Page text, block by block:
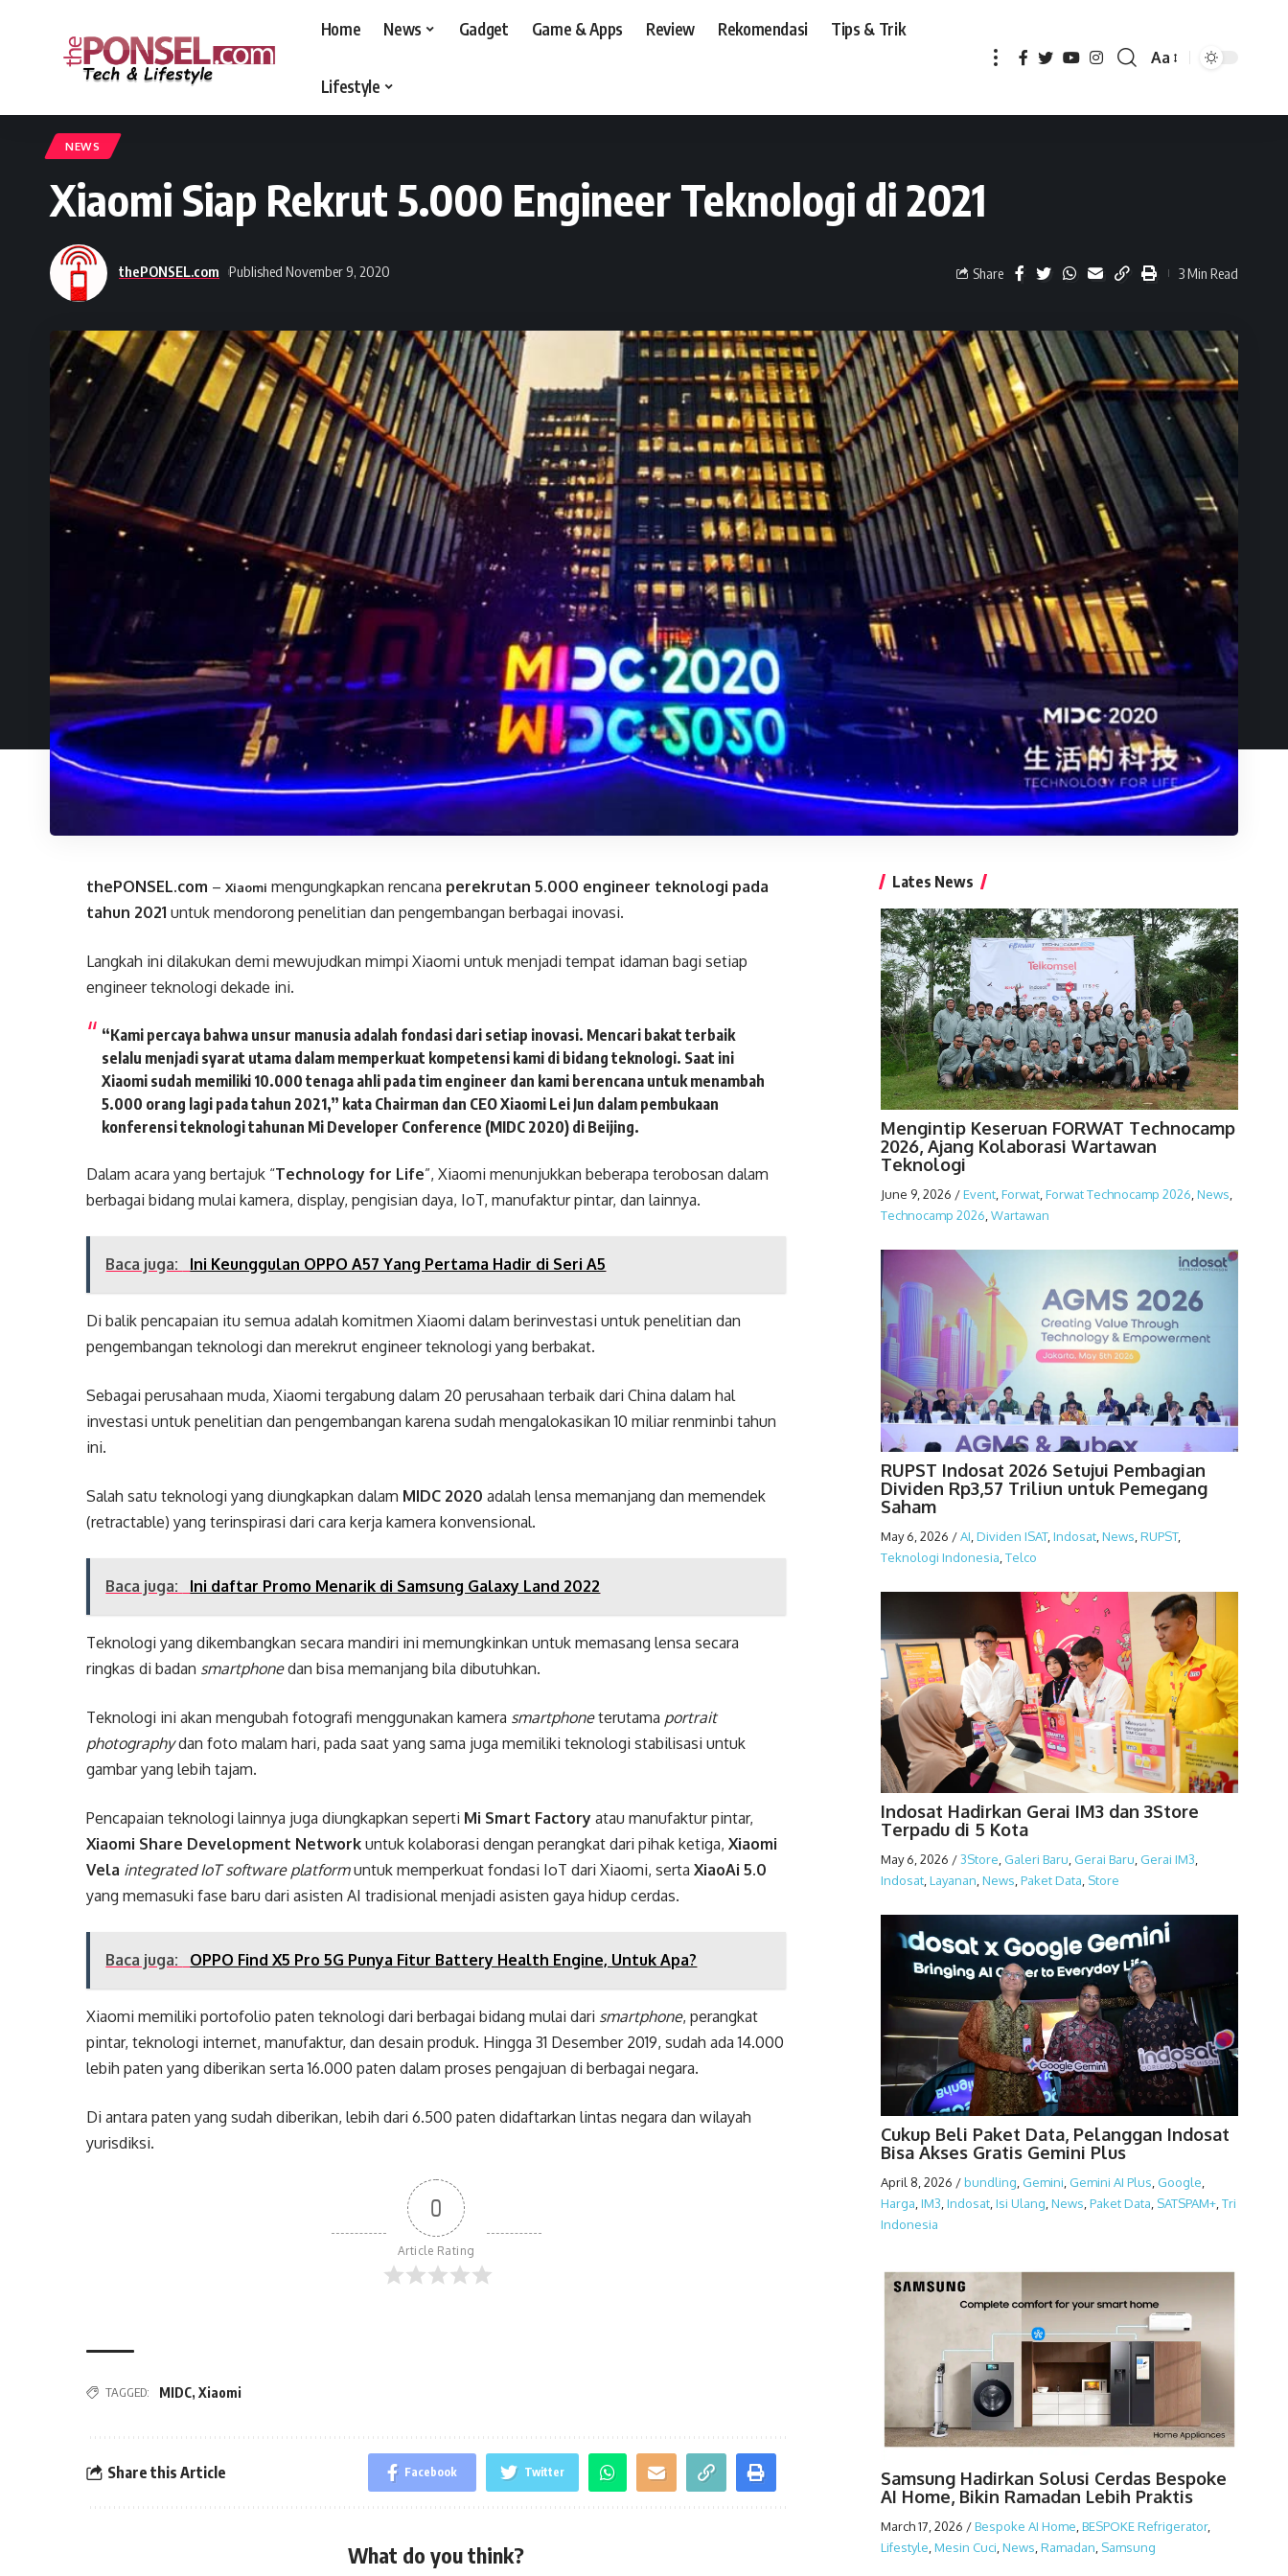
Home News Gadget Game & Apps Review Rekomendasi Tips & Trik
Lifestyle
Aa
NEWS
Xiaomi Siap Rekrut 5.000 Engineer Teknologi di 2021
thePONSEL.com Published November 9, 2020 Share 3 Min Read
thePONSEL.com –Xiaomi mengungkapkan rencana perekrutan 5.000 engineer teknologi pada
tahun 2021 untuk mendorong penelitian dan pengembangan berbagai inovasi.
Langkah ini dilakukan demi mewujudkan mimpi Xiaomi untuk menjadi tempat idaman bagi setiap
engineer teknologi dekade ini.
“Kami percaya bahwa unsur manusia adalah fondasi dari setiap inovasi. Mencari bakat terbaik
selalu menjadi syarat utama dalam memperkuat kompetensi kami di bidang teknologi. Saat ini
Xiaomi sudah memiliki 10.000 tenaga ahli pada tim engineer dan kami berencana untuk menambah
5.000 orang lagi pada tahun 2021,” kata Chairman dan CEO Xiaomi Lei Jun dalam pembukaan
konferensi teknologi tahunan Mi Developer Conference (MIDC 2020) di Beijing.
Dalam acara yang bertajuk “Technology for Life”, Xiaomi menunjukkan beberapa terobosan dalam
berbagai bidang mulai kamera, display, pengisian daya, IoT, manufaktur pintar, dan lainnya.
Baca juga: Ini Keunggulan OPPO A57 Yang Pertama Hadir di Seri A5
Di balik pencapaian itu semua adalah komitmen Xiaomi dalam berinvestasi untuk penelitian dan
pengembangan teknologi dan merekrut engineer teknologi yang berbakat.
Sebagai perusahaan muda, Xiaomi tergabung dalam 20 perusahaan terbaik dari China dalam hal
investasi untuk penelitian dan pengembangan karena sudah mengalokasikan 10 miliar renminbi tahun
ini.
Salah satu teknologi yang diungkapkan dalam MIDC 2020 adalah lensa memanjang dan memendek
(retractable) yang terinspirasi dari cara kerja kamera konvensional.
Baca juga: Ini daftar Promo Menarik di Samsung Galaxy Land 2022
Teknologi yang dikembangkan secara mandiri ini memungkinkan untuk memasang lensa secara
ringkas di badan smartphonedan bisa memanjang bila dibutuhkan.
Teknologi ini akan mengubah fotografi menggunakan kamera smartphoneterutama portrait
photographydan foto malam hari, pada saat yang sama juga memiliki teknologi stabilisasi untuk
gambar yang lebih tajam.
Pencapaian teknologi lainnya juga diungkapkan seperti Mi Smart Factory atau manufaktur pintar,
Xiaomi Share Development Network untuk kolaborasi dengan perangkat dari pihak ketiga,Xiaomi
Vela integrated IoT software platformuntuk memperkuat fondasi IoT dari Xiaomi, sertaXiaoAi 5.0
yang memasuki fase baru dari asisten AI tradisional menjadi asisten gaya hidup cerdas.
Baca juga: OPPO Find X5 Pro 5G Punya Fitur Battery Health Engine, Untuk Apa?
Xiaomi memiliki portofolio paten teknologi dari berbagai bidang mulai dari smartphone, perangkat
pintar, teknologi internet, manufaktur, dan desain produk. Hingga 31 Desember 2019, sudah ada 14.000
lebih paten yang diberikan serta 16.000 paten dalam proses pengajuan di berbagai negara.
Di antara paten yang sudah diberikan, lebih dari 6.500 paten didaftarkan lintas negara dan wilayah
yurisdiksi.
0
Article Rating
TAGGED: MIDC,Xiaomi
Share this Article Facebook Twitter
What do you think?
Lates News
Mengintip Keseruan FORWAT Technocamp
2026, Ajang Kolaborasi Wartawan
Teknologi
June 9, 2026 /Event,Forwat,Forwat Technocamp 2026,News,
Technocamp 2026,Wartawan
RUPST Indosat 2026 Setujui Pembagian
Dividen Rp3,57 Triliun untuk Pemegang
Saham
May 6, 2026 /AI Dividen ISAT, Indosat, News RUPST,
Teknologi Indonesia Telco
Indosat Hadirkan Gerai IM3 dan 3Store
Terpadu di 5 Kota
May 6, 2026 /3Store Galeri Baru Gerai Baru Gerai IM3
Indosat, Layanan News Paket Data Store
Cukup Beli Paket Data, Pelanggan Indosat
Bisa Akses Gratis Gemini Plus
April 8, 2026 /bundling Gemini Gemini AI Plus Google
Harga IM3 Indosat, Isi Ulang News Paket Data SATSPAM+, Tri
Indonesia
Samsung Hadirkan Solusi Cerdas Bespoke
AI Home, Bikin Ramadan Lebih Praktis
March 17, 2026 /Bespoke AI Home BESPOKE Refrigerator,
Lifestyle Mesin Cuci News Ramadan Samsung